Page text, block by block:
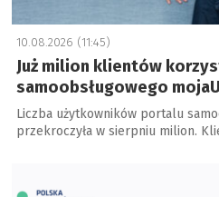
10.08.2026 (11:45)
Już milion klientów
samoobsługowego
Liczba użytkowników portalu
przekroczyła w sierpniu milion.